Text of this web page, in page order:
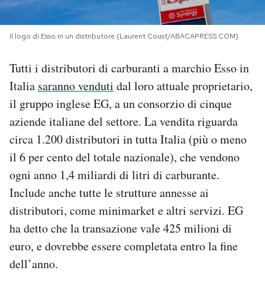
NEWSLETTER
I MIEI PREFERITI
SHOP
AREA PERSONALE
Area Personale
Newsletter
Notifiche mobile
Regala il Post
Il logo di Esso in un distributore (Laurent Coust/ABACAPRESS.COM)
Tutti i distributori di carburanti a marchio Esso in
Italia saranno venduti dal loro attuale proprietario,
il gruppo inglese EG, a un consorzio di cinque
aziende italiane del settore. La vendita riguarda
circa 1.200 distributori in tutta Italia (più o meno
il 6 per cento del totale nazionale), che vendono
ogni anno 1,4 miliardi di litri di carburante.
Include anche tutte le strutture annesse ai
distributori, come minimarket e altri servizi. EG
ha detto che la transazione vale 425 milioni di
euro, e dovrebbe essere completata entro la fine
dell’anno.